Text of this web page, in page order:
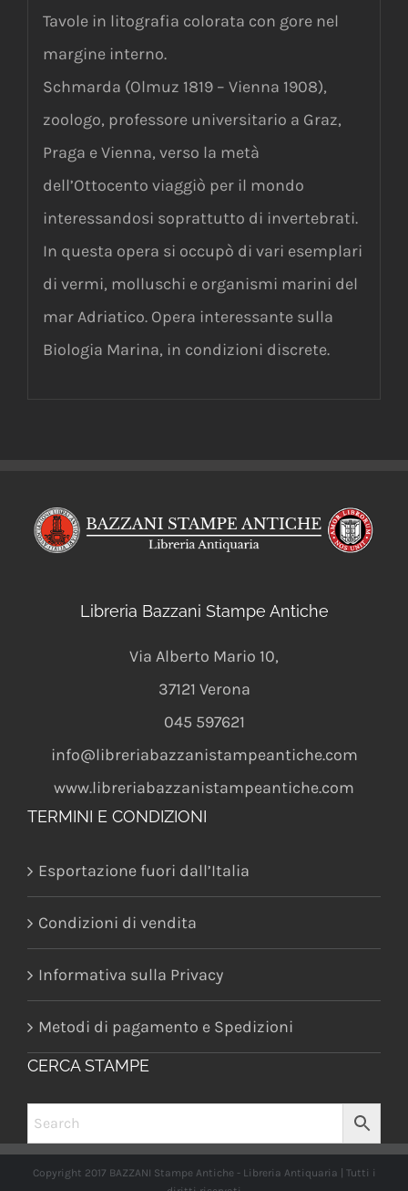
Tavole in litografia colorata con gore nel
margine interno.
Schmarda (Olmuz 1819 – Vienna 1908),
zoologo, professore universitario a Graz,
Praga e Vienna, verso la metà
dell’Ottocento viaggiò per il mondo
interessandosi soprattutto di invertebrati.
In questa opera si occupò di vari esemplari
di vermi, molluschi e organismi marini del
mar Adriatico. Opera interessante sulla
Biologia Marina, in condizioni discrete.
Libreria Bazzani Stampe Antiche
Via Alberto Mario 10,
37121 Verona
045 597621
info@libreriabazzanistampeantiche.com
www.libreriabazzanistampeantiche.com
TERMINI E CONDIZIONI
Esportazione fuori dall’Italia
Condizioni di vendita
Informativa sulla Privacy
Metodi di pagamento e Spedizioni
CERCA STAMPE
Copyright 2017 BAZZANI Stampe Antiche - Libreria Antiquaria | Tutti i